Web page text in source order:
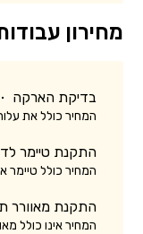
מחירון
בדיקת הארקה
המחיר כולל את
התקנת טיימר
המחיר כולל טיימר
התקנת מאוורר
המחיר אינו כולל